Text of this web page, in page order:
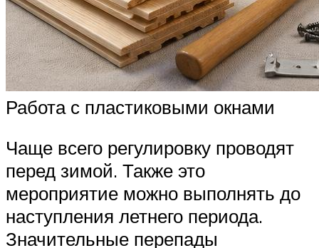
Работа с пластиковыми окнами
Чаще всего регулировку проводят
перед зимой. Также это
мероприятие можно выполнять до
наступления летнего периода.
Значительные перепады